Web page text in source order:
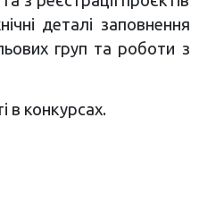
деталі заповнення
груп та роботи з
в конкурсах.